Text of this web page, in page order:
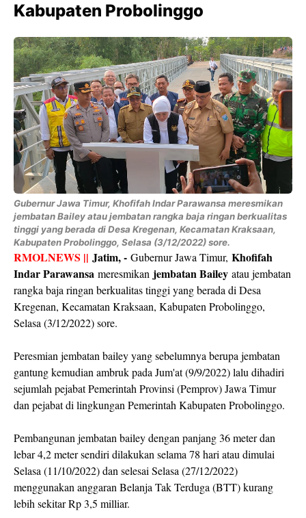
Kabupaten Probolinggo
Gubernur Jawa Timur, Khofifah Indar Parawansa meresmikan
jembatan Bailey atau jembatan rangka baja ringan berkualitas
tinggi yang berada di Desa Kregenan, Kecamatan Kraksaan,
Kabupaten Probolinggo, Selasa (3/12/2022) sore.
RMOLNEWS || Jatim, - Gubernur Jawa Timur, Khofifah
Indar Parawansa meresmikan jembatan Bailey atau jembatan
rangka baja ringan berkualitas tinggi yang berada di Desa
Kregenan, Kecamatan Kraksaan, Kabupaten Probolinggo,
Selasa (3/12/2022) sore.
Peresmian jembatan bailey yang sebelumnya berupa jembatan
gantung kemudian ambruk pada Jum'at (9/9/2022) lalu dihadiri
sejumlah pejabat Pemerintah Provinsi (Pemprov) Jawa Timur
dan pejabat di lingkungan Pemerintah Kabupaten Probolinggo.
Pembangunan jembatan bailey dengan panjang 36 meter dan
lebar 4,2 meter sendiri dilakukan selama 78 hari atau dimulai
Selasa (11/10/2022) dan selesai Selasa (27/12/2022)
menggunakan anggaran Belanja Tak Terduga (BTT) kurang
lebih sekitar Rp 3,5 milliar.